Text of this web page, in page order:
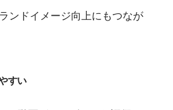
ンドイメージ向上にもつなが
すい